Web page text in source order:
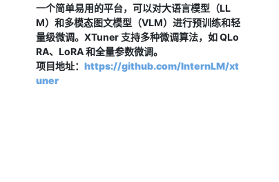
一个简单易用的平台，可以对大语言模型（LL
M）和多模态图文模型（VLM）进行预训练和轻
量级微调。XTuner 支持多种微调算法，如 QLo
RA、LoRA 和全量参数微调。
项目地址： https://github.com/InternLM/xt
uner